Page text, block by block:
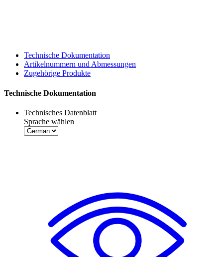
Technische Dokumentation
Artikelnummern und Abmessungen
Zugehörige Produkte
Technische Dokumentation
Technisches Datenblatt
Sprache wählen